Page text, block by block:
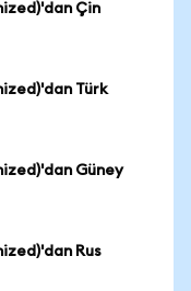
Çin
Türk
Güney
Rus